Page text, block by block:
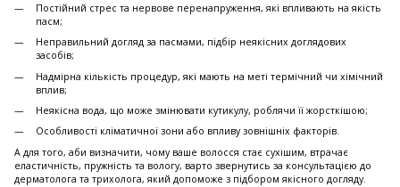
Постійний стрес та нервове перенапруження, які впливають на якість
пасм;
Неправильний догляд за пасмами, підбір неякісних доглядових
засобів;
Надмірна кількість процедур, які мають на меті термічний чи хімічний
вплив;
Неякісна вода, що може змінювати кутикулу, роблячи її жорсткішою;
Особливості кліматичної зони або впливу зовнішніх факторів.
А для того, аби визначити, чому ваше волосся стає сухішим, втрачає
еластичність, пружність та вологу, варто звернутись за консультацією до
дерматолога та трихолога, який допоможе з підбором якісного догляду.